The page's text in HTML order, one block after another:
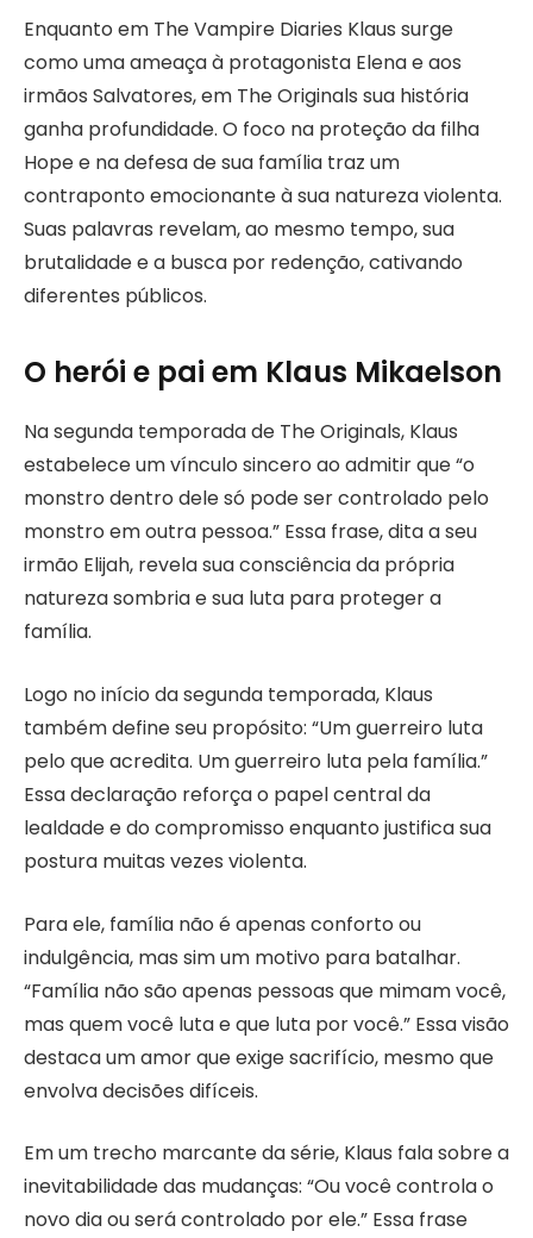
Enquanto em The Vampire Diaries Klaus surge
como uma ameaça à protagonista Elena e aos
irmãos Salvatores, em The Originals sua história
ganha profundidade. O foco na proteção da filha
Hope e na defesa de sua família traz um
contraponto emocionante à sua natureza violenta.
Suas palavras revelam, ao mesmo tempo, sua
brutalidade e a busca por redenção, cativando
diferentes públicos.
O herói e pai em Klaus Mikaelson
Na segunda temporada de The Originals, Klaus
estabelece um vínculo sincero ao admitir que “o
monstro dentro dele só pode ser controlado pelo
monstro em outra pessoa.” Essa frase, dita a seu
irmão Elijah, revela sua consciência da própria
natureza sombria e sua luta para proteger a
família.
Logo no início da segunda temporada, Klaus
também define seu propósito: “Um guerreiro luta
pelo que acredita. Um guerreiro luta pela família.”
Essa declaração reforça o papel central da
lealdade e do compromisso enquanto justifica sua
postura muitas vezes violenta.
Para ele, família não é apenas conforto ou
indulgência, mas sim um motivo para batalhar.
“Família não são apenas pessoas que mimam você,
mas quem você luta e que luta por você.” Essa visão
destaca um amor que exige sacrifício, mesmo que
envolva decisões difíceis.
Em um trecho marcante da série, Klaus fala sobre a
inevitabilidade das mudanças: “Ou você controla o
novo dia ou será controlado por ele.” Essa frase